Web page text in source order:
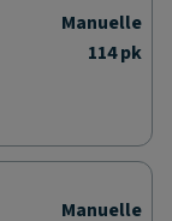
Manuelle
114 pk
Manuelle